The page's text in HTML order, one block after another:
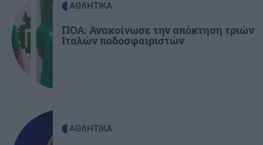
ΑΘΛΗΤΙΚΑ
ΟΦΗ: Πολύ κοντά στην απόκτηση του
Σαναμπρία
ΑΘΛΗΤΙΚΑ
ΠΟΑ: Ανακοίνωσε την απόκτηση τριών
Ιταλών ποδοσφαιριστών
ΑΘΛΗΤΙΚΑ